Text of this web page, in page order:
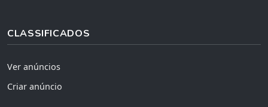
CLASSIFICADOS
Ver anúncios
Criar anúncio